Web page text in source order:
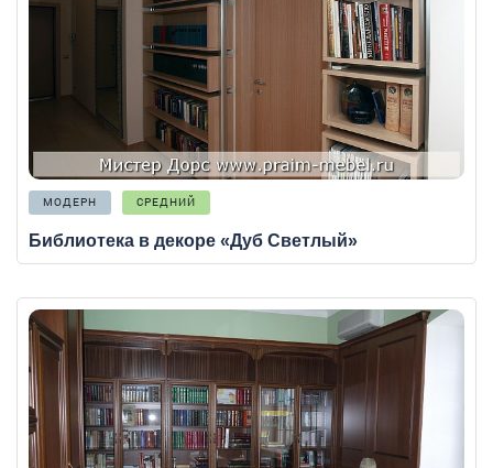
МОДЕРН СРЕДНИЙ
Библиотека в декоре «Дуб Светлый»